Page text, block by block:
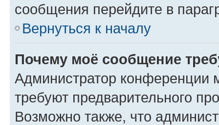
сообщения перейдите в
Вернуться к началу
Почему моё сообщение
Администратор конференции
требуют предварительного
Возможно также, что